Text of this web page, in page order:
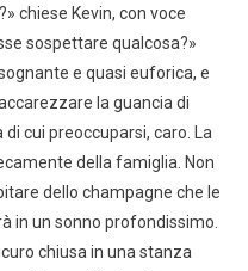
chiese Kevin, con voce
sospettare qualcosa?»
e quasi euforica, e
la guancia di
di cui preoccuparsi, caro. La
della famiglia. Non
dello champagne che le
in un sonno profondissimo.
chiusa in una stanza